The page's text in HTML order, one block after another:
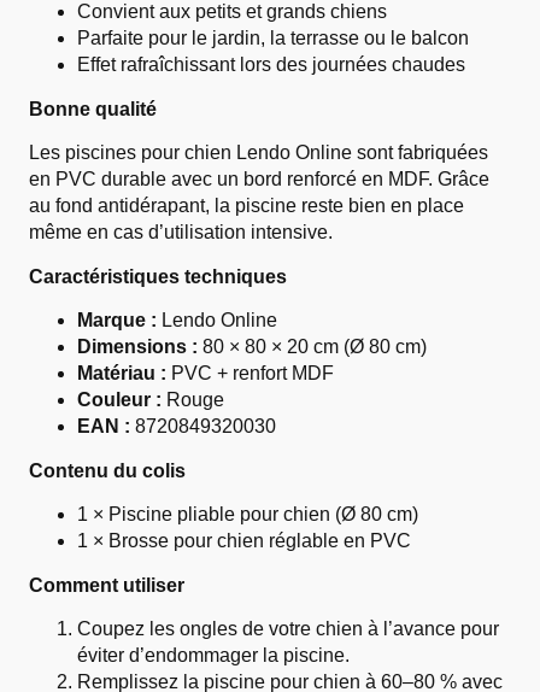
Convient aux petits et grands chiens
Parfaite pour le jardin, la terrasse ou le balcon
Effet rafraîchissant lors des journées chaudes
Bonne qualité
Les piscines pour chien Lendo Online sont fabriquées
en PVC durable avec un bord renforcé en MDF. Grâce
au fond antidérapant, la piscine reste bien en place
même en cas d’utilisation intensive.
Caractéristiques techniques
Marque : Lendo Online
Dimensions : 80 × 80 × 20 cm (Ø 80 cm)
Matériau : PVC + renfort MDF
Couleur : Rouge
EAN : 8720849320030
Contenu du colis
1 × Piscine pliable pour chien (Ø 80 cm)
1 × Brosse pour chien réglable en PVC
Comment utiliser
Coupez les ongles de votre chien à l’avance pour
éviter d’endommager la piscine.
Remplissez la piscine pour chien à 60–80 % avec